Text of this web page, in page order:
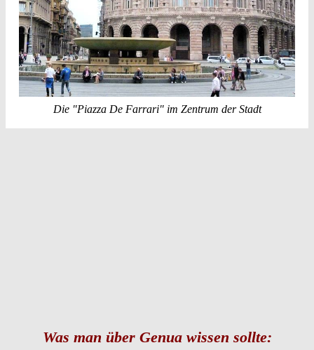
Die "Piazza De Farrari" im Zentrum der Stadt
Was man über Genua wissen sollte: